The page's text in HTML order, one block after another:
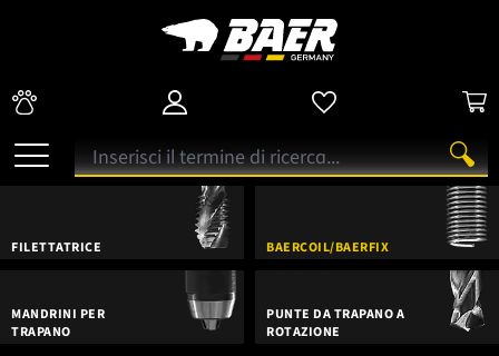
FILETTATRICE BAERCOIL/BAERFIX
MANDRINI PER
TRAPANO
PUNTE DA TRAPANO A
ROTAZIONE